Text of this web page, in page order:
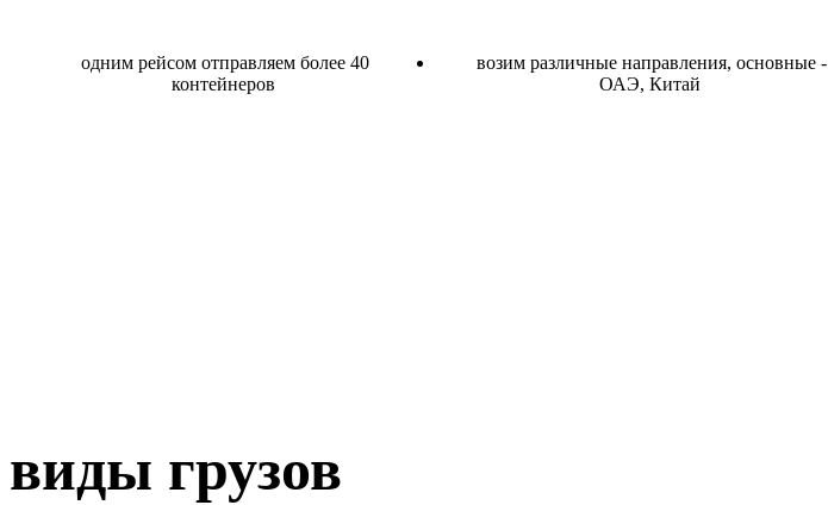
одним рейсом отправляем более 40
контейнеров
возим различные направления, основные -
ОАЭ, Китай
виды грузов